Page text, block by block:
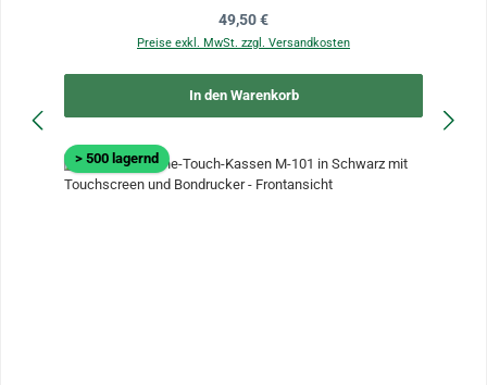
Regulärer Preis:
49,50 €
Preise exkl. MwSt. zzgl. Versandkosten
In den Warenkorb
> 500 lagernd